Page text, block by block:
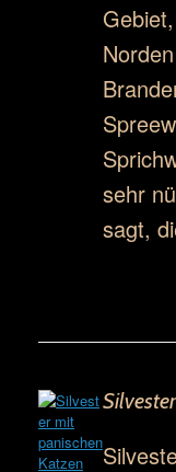
sehr
sagt,